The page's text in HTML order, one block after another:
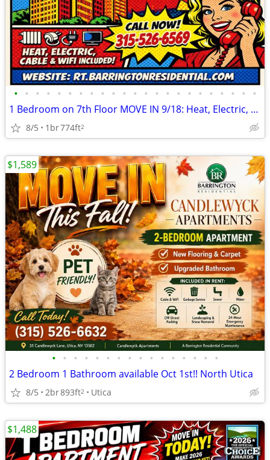
• • • • • • • • • • • • • • • • • • • • • • •
1 Bedroom on 7th Floor MOVE IN 9/18: Heat, Electric, Cable & WiFi Incl
8/5 1br774ft2
• • • • • • • • • • • • • • • •
2 Bedroom 1 Bathroom available Oct 1st!! North Utica
8/5 2br893ft2 Utica
$1,589
$1,488